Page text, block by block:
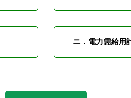
ニ．電力需給用